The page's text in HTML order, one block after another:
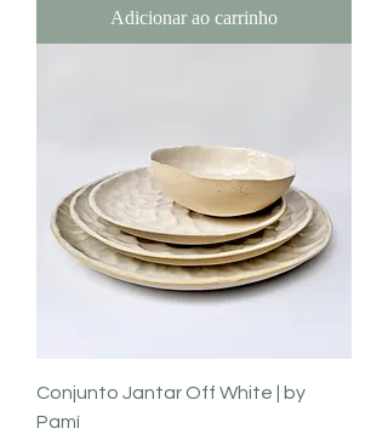
Adicionar ao carrinho
Conjunto Jantar Off White | by
Pamí